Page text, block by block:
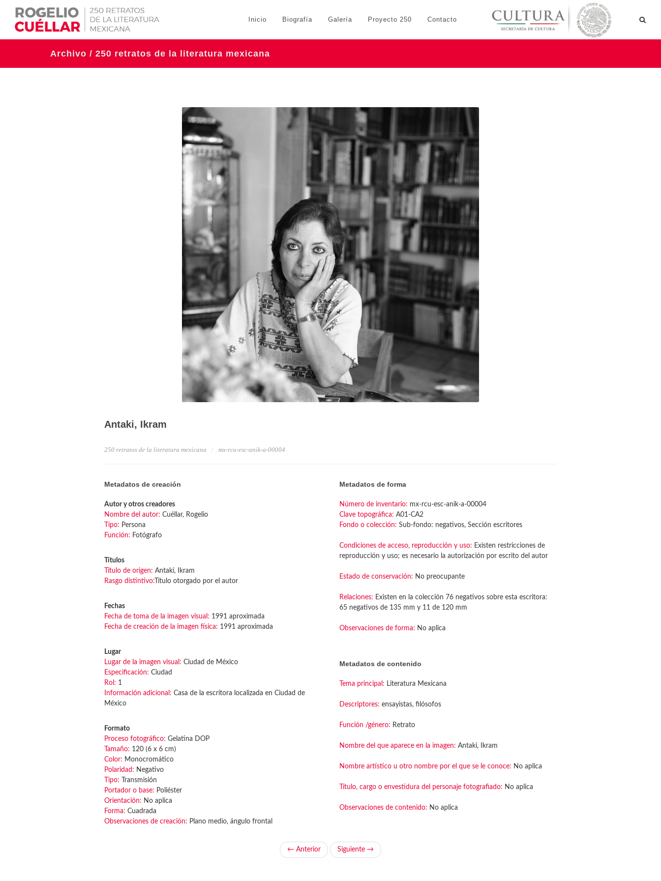
Inicio Biografía Galería Proyecto 250 Contacto
Archivo / 250 retratos de la literatura mexicana
Antaki, Ikram
250 retratos de la literatura mexicana mx-rcu-esc-anik-a-00004
Metadatos de creación
Autor y otros creadores
Nombre del autor: Cuéllar, Rogelio
Tipo: Persona
Función: Fotógrafo
Títulos
Título de origen: Antaki, Ikram
Rasgo distintivo: Título otorgado por el autor
Fechas
Fecha de toma de la imagen visual: 1991 aproximada
Fecha de creación de la imagen física: 1991 aproximada
Lugar
Lugar de la imagen visual: Ciudad de México
Especificación: Ciudad
Rol: 1
Información adicional: Casa de la escritora localizada en Ciudad de
México
Formato
Proceso fotográfico: Gelatina DOP
Tamaño: 120 (6 x 6 cm)
Color: Monocromático
Polaridad: Negativo
Tipo: Transmisión
Portador o base: Poliéster
Orientación: No aplica
Forma: Cuadrada
Observaciones de creación: Plano medio, ángulo frontal
Metadatos de forma
Número de inventario: mx-rcu-esc-anik-a-00004
Clave topográfica: A01-CA2
Fondo o colección: Sub-fondo: negativos, Sección escritores
Condiciones de acceso, reproducción y uso: Existen restricciones de
reproducción y uso; es necesario la autorización por escrito del autor
Estado de conservación: No preocupante
Relaciones: Existen en la colección 76 negativos sobre esta escritora:
65 negativos de 135 mm y 11 de 120 mm
Observaciones de forma: No aplica
Metadatos de contenido
Tema principal: Literatura Mexicana
Descriptores: ensayistas, filósofos
Función /género: Retrato
Nombre del que aparece en la imagen: Antaki, Ikram
Nombre artístico u otro nombre por el que se le conoce: No aplica
Título, cargo o envestidura del personaje fotografiado: No aplica
Observaciones de contenido: No aplica
← Anterior Siguiente →